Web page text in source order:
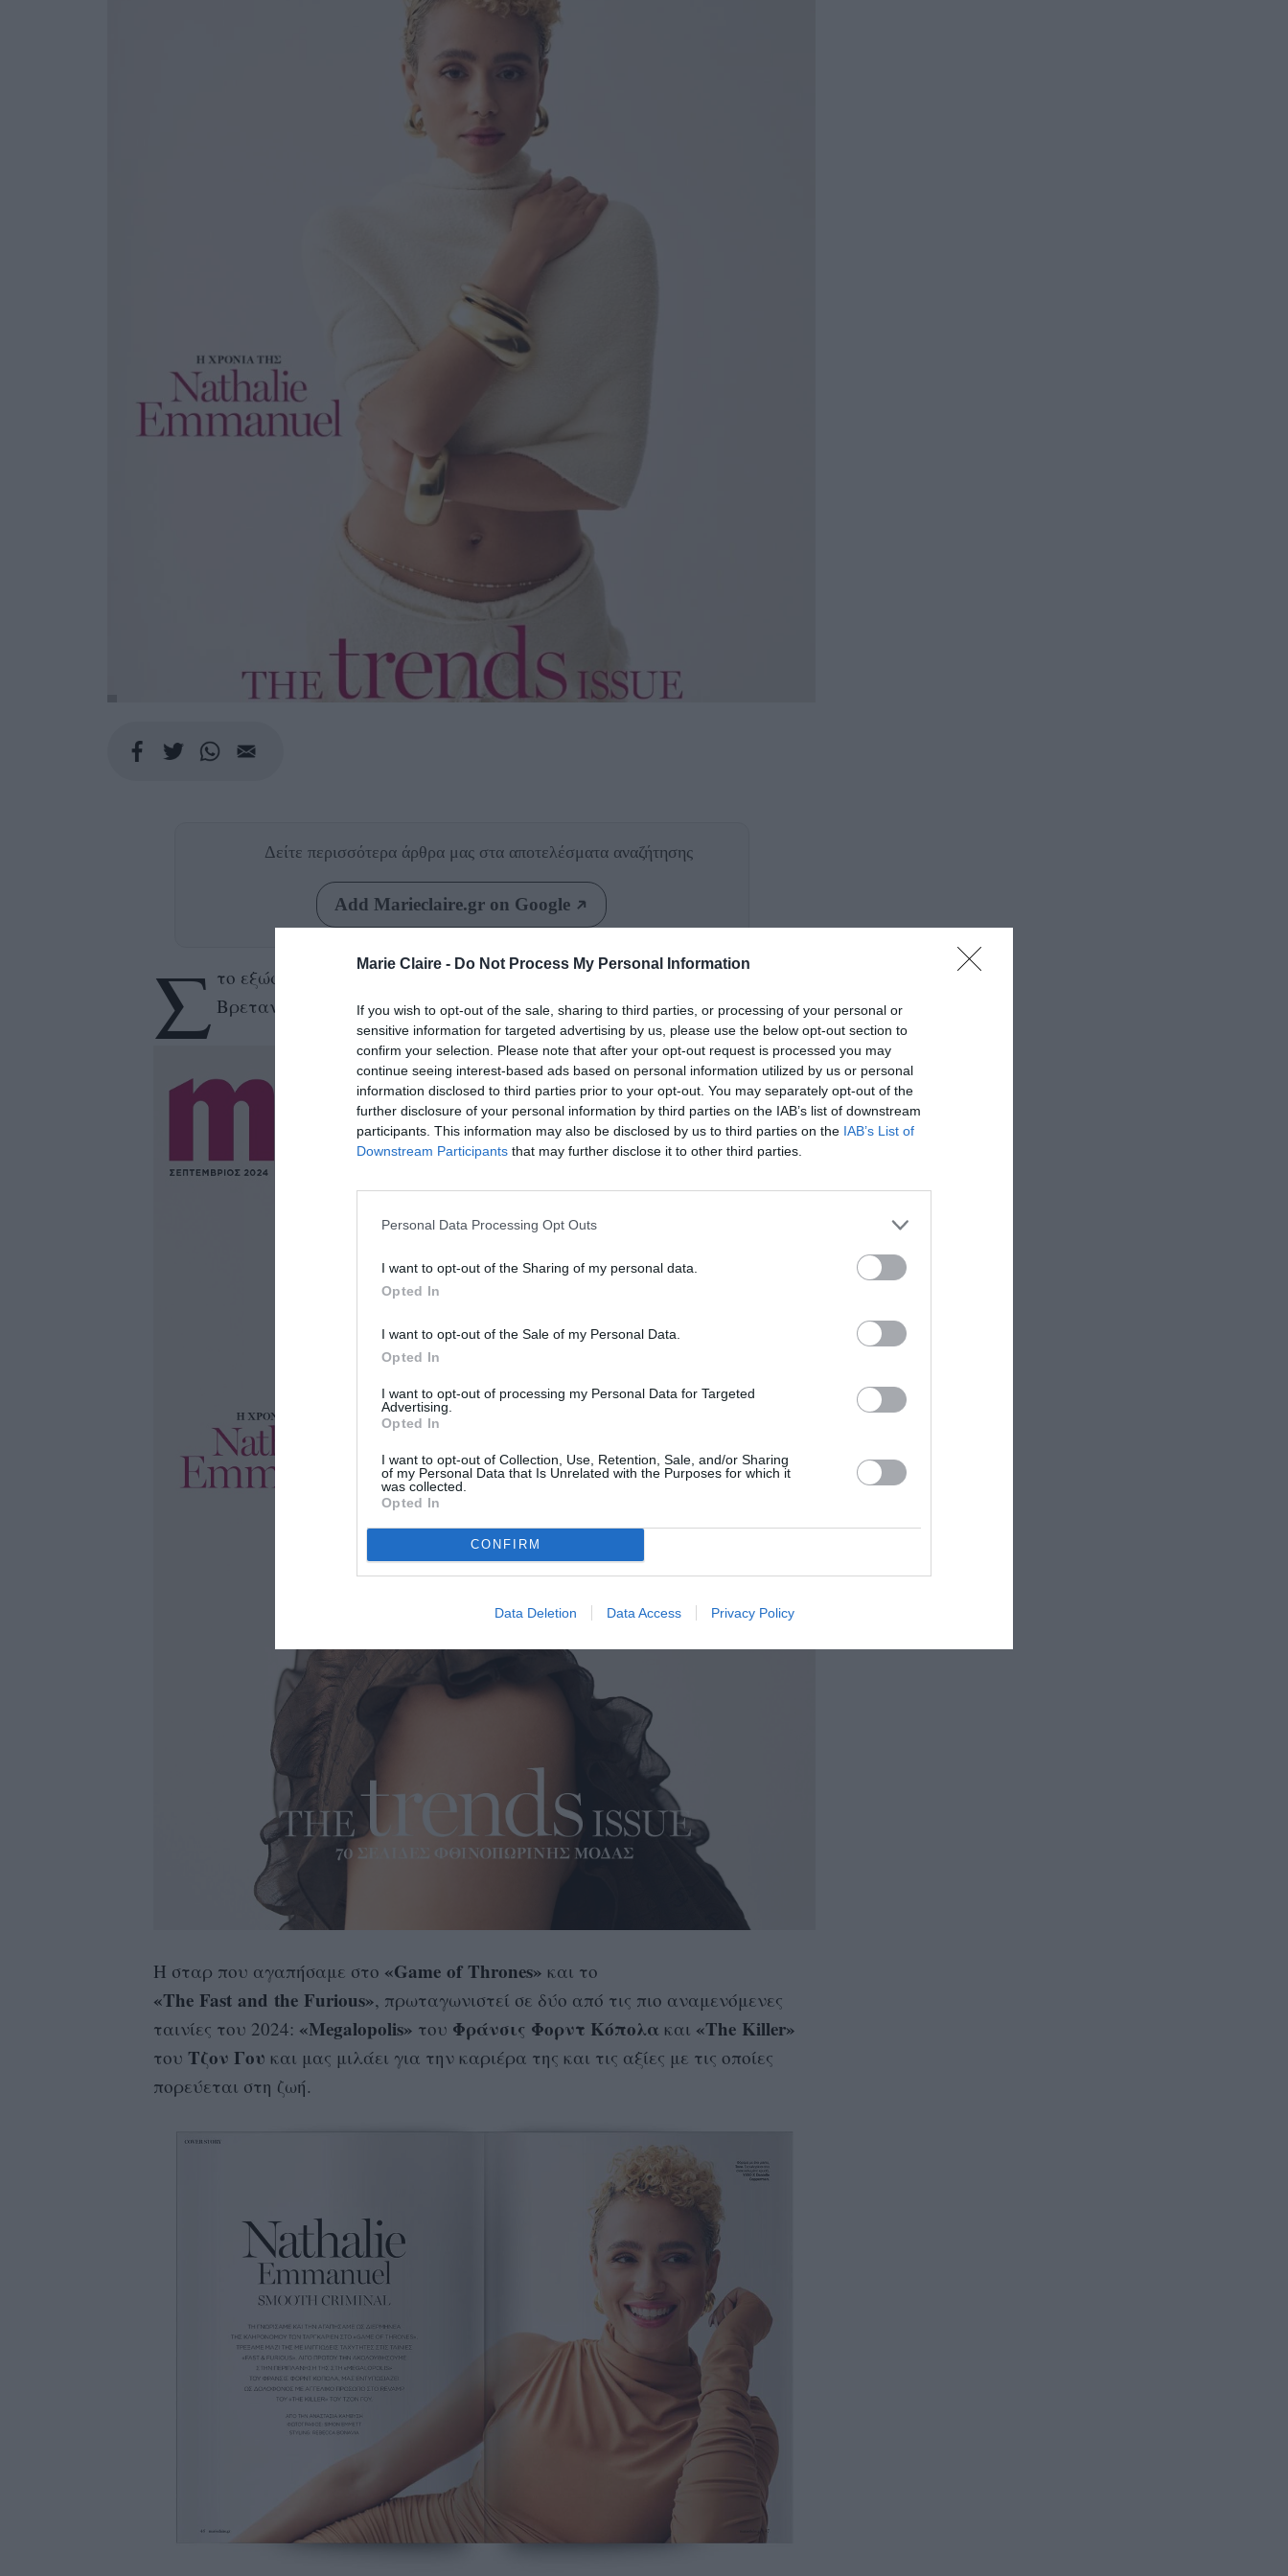
Marie Claire - Do Not Process My Personal Information
If you wish to opt-out of the sale, sharing to third parties, or processing of your personal or
sensitive information for targeted advertising by us, please use the below opt-out section to
confirm your selection. Please note that after your opt-out request is processed you may
continue seeing interest-based ads based on personal information utilized by us or personal
information disclosed to third parties prior to your opt-out. You may separately opt-out of the
further disclosure of your personal information by third parties on the IAB’s list of downstream
participants. This information may also be disclosed by us to third parties on the IAB’s List of
Downstream Participants that may further disclose it to other third parties.
Personal Data Processing Opt Outs
I want to opt-out of the Sharing of my personal data.
Opted In
I want to opt-out of the Sale of my Personal Data.
Opted In
I want to opt-out of processing my Personal Data for Targeted
Advertising.
Opted In
I want to opt-out of Collection, Use, Retention, Sale, and/or Sharing
of my Personal Data that Is Unrelated with the Purposes for which it
was collected.
Opted In
CONFIRM
Data Deletion Data Access Privacy Policy
Δείτε περισσότερα άρθρα μας στα αποτελέσματα αναζήτησης
Add Marieclaire.gr on Google
Σ το εξώφυλλο του Marie Claire Σεπτεμβρίου η
Βρετανίδα
Nathalie Emmanuel.
Η σταρ που αγαπήσαμε στο «Game of Thrones» και το
«The Fast and the Furious», πρωταγωνιστεί σε δύο από τις πιο αναμενόμενες
ταινίες του 2024: «Megalopolis» του Φράνσις Φορντ Κόπολακαι «The Killer»
του Τζον Γου και μας μιλάει για την καριέρα της και τις αξίες με τις οποίες
πορεύεται στη ζωή.